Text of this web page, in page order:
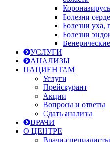
Болезни
Болезни уха,
Болезни
УСЛУГИ
АНАЛИЗЫ
ПАЦИЕНТАМ
Услуги
Прейскурант
Акции
Вопросы и ответы
Сдать анализы
ВРАЧИ
О ЦЕНТРЕ
Врачи-специалисты